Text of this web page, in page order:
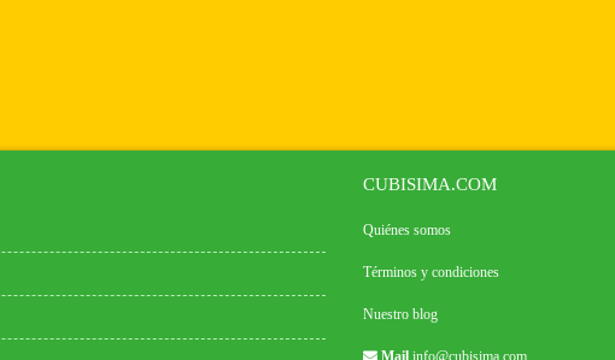
CUBISIMA.COM
Quiénes somos
Términos y condiciones
Nuestro blog
Mail info@cubisima.com